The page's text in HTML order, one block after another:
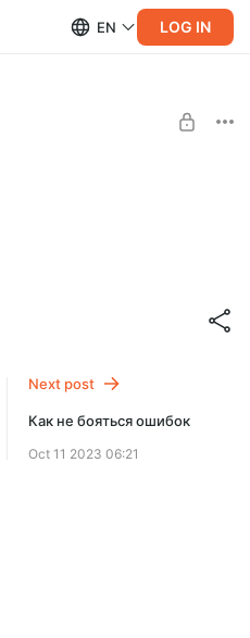
EN LOG IN
контента.
month
12 months.
Next post
Как не бояться ошибок
Oct 11 2023 06:21